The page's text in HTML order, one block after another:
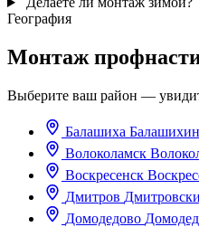
География
Монтаж
Выберите ваш район —
Балашиха
Волоколамск
Воскресенск
Дмитров
Домодедово